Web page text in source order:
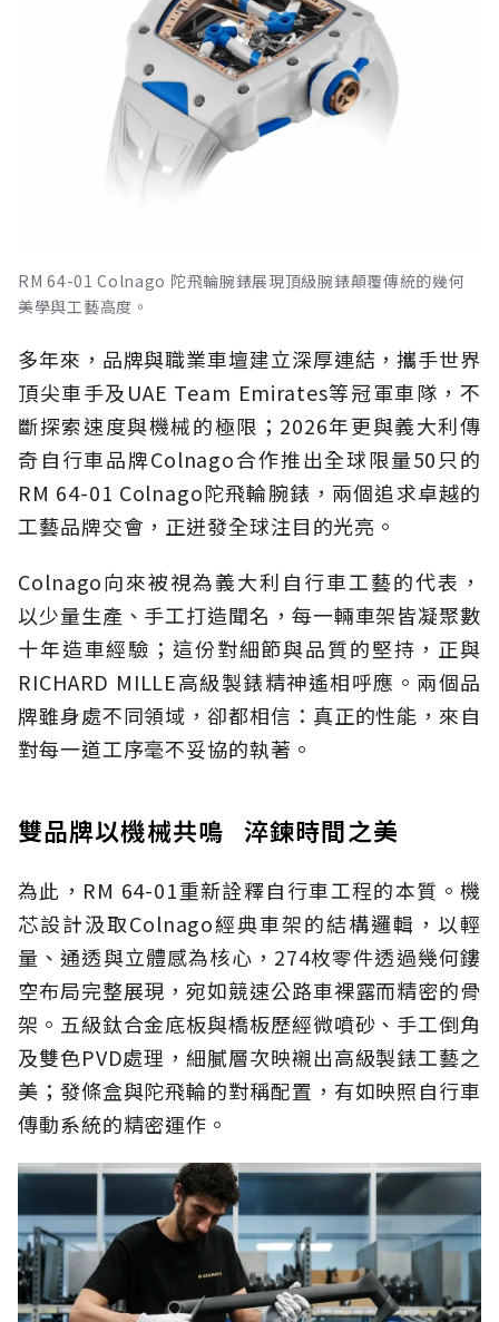
RM 64-01 Colnago 陀飛輪腕錶展現頂級腕錶顛覆傳統的幾何
美學與工藝高度。
多年來，品牌與職業車壇建立深厚連結，攜手世界
頂尖車手及UAE Team Emirates等冠軍車隊，不
斷探索速度與機械的極限；2026年更與義大利傳
奇自行車品牌Colnago合作推出全球限量50只的
RM 64-01 Colnago陀飛輪腕錶，兩個追求卓越的
工藝品牌交會，正迸發全球注目的光亮。
Colnago向來被視為義大利自行車工藝的代表，
以少量生產、手工打造聞名，每一輛車架皆凝聚數
十年造車經驗；這份對細節與品質的堅持，正與
RICHARD MILLE高級製錶精神遙相呼應。兩個品
牌雖身處不同領域，卻都相信：真正的性能，來自
對每一道工序毫不妥協的執著。
雙品牌以機械共鳴 淬鍊時間之美
為此，RM 64-01重新詮釋自行車工程的本質。機
芯設計汲取Colnago經典車架的結構邏輯，以輕
量、通透與立體感為核心，274枚零件透過幾何鏤
空布局完整展現，宛如競速公路車裸露而精密的骨
架。五級鈦合金底板與橋板歷經微噴砂、手工倒角
及雙色PVD處理，細膩層次映襯出高級製錶工藝之
美；發條盒與陀飛輪的對稱配置，有如映照自行車
傳動系統的精密運作。